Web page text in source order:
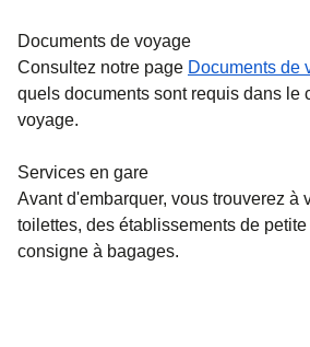
Documents de voyage
Consultez notre page Documents de
quels documents sont requis dans le
voyage.
Services en gare
Avant d'embarquer, vous trouverez à
toilettes, des établissements de
consigne à bagages.